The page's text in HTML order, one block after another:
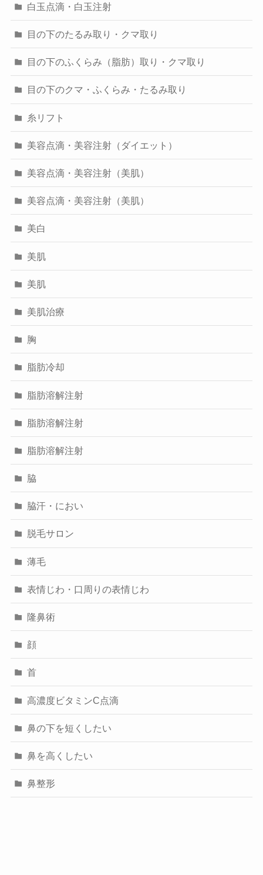
白玉点滴・白玉注射
目の下のたるみ取り・クマ取り
目の下のふくらみ（脂肪）取り・クマ取り
目の下のクマ・ふくらみ・たるみ取り
糸リフト
美容点滴・美容注射（ダイエット）
美容点滴・美容注射（美肌）
美容点滴・美容注射（美肌）
美白
美肌
美肌
美肌治療
胸
脂肪冷却
脂肪溶解注射
脂肪溶解注射
脂肪溶解注射
脇
脇汗・におい
脱毛サロン
薄毛
表情じわ・口周りの表情じわ
隆鼻術
顔
首
高濃度ビタミンC点滴
鼻の下を短くしたい
鼻を高くしたい
鼻整形